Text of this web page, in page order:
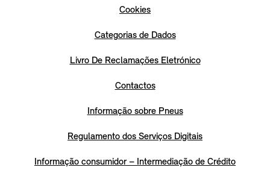
Cookies
Categorias de Dados
Livro De Reclamações Eletrónico
Contactos
Informação sobre Pneus
Regulamento dos Serviços Digitais
Informação consumidor – Intermediação de Crédito